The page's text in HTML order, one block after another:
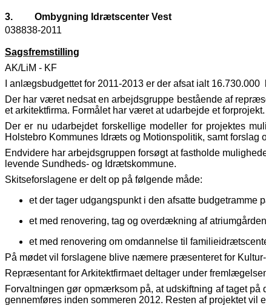
3.
Ombygning Idrætscenter Vest
038838-2011
Sagsfremstilling
AK/LiM - KF
I anlægsbudgettet for 2011-2013 er der afsat ialt
Der har været nedsat en arbejdsgruppe bestående af
et arkitektfirma. Formålet har været at udarbejde et forprojekt.
Der er nu udarbejdet forskellige modeller for projektes
Holstebro Kommunes Idræts og Motionspolitik, samt
Endvidere har arbejdsgruppen forsøgt at fastholde
levende Sundheds- og Idrætskommune.
Skitseforslagene er delt op på følgende måde:
et der tager udgangspunkt i den afsatte budgetramme
et med renovering, tag og overdækning af
et med renovering om omdannelse til
På mødet vil forslagene blive næmere præsenteret for
Repræsentant for Arkitektfirmaet deltager under
Forvaltningen gør opmærksom på, at udskiftning af taget
gennemføres inden sommeren 2012. Resten af projektet